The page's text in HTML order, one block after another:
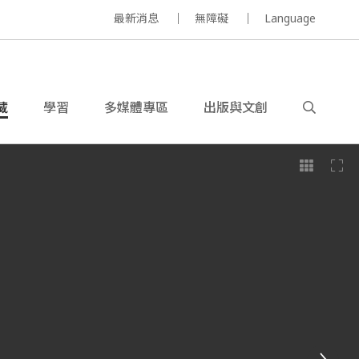
最新消息 無障礙 Language
學習 多媒體專區 出版與文創